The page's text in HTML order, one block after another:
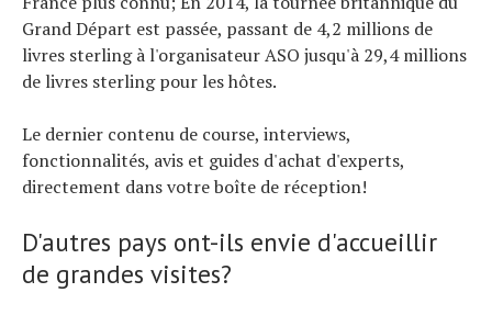
Grand Départ est passée, passant de 4,2 millions de
livres sterling à l'organisateur ASO jusqu'à 29,4 millions
de livres sterling pour les hôtes.
Le dernier contenu de course, interviews,
fonctionnalités, avis et guides d'achat d'experts,
directement dans votre boîte de réception!
D'autres pays ont-ils envie d'accueillir
de grandes visites?